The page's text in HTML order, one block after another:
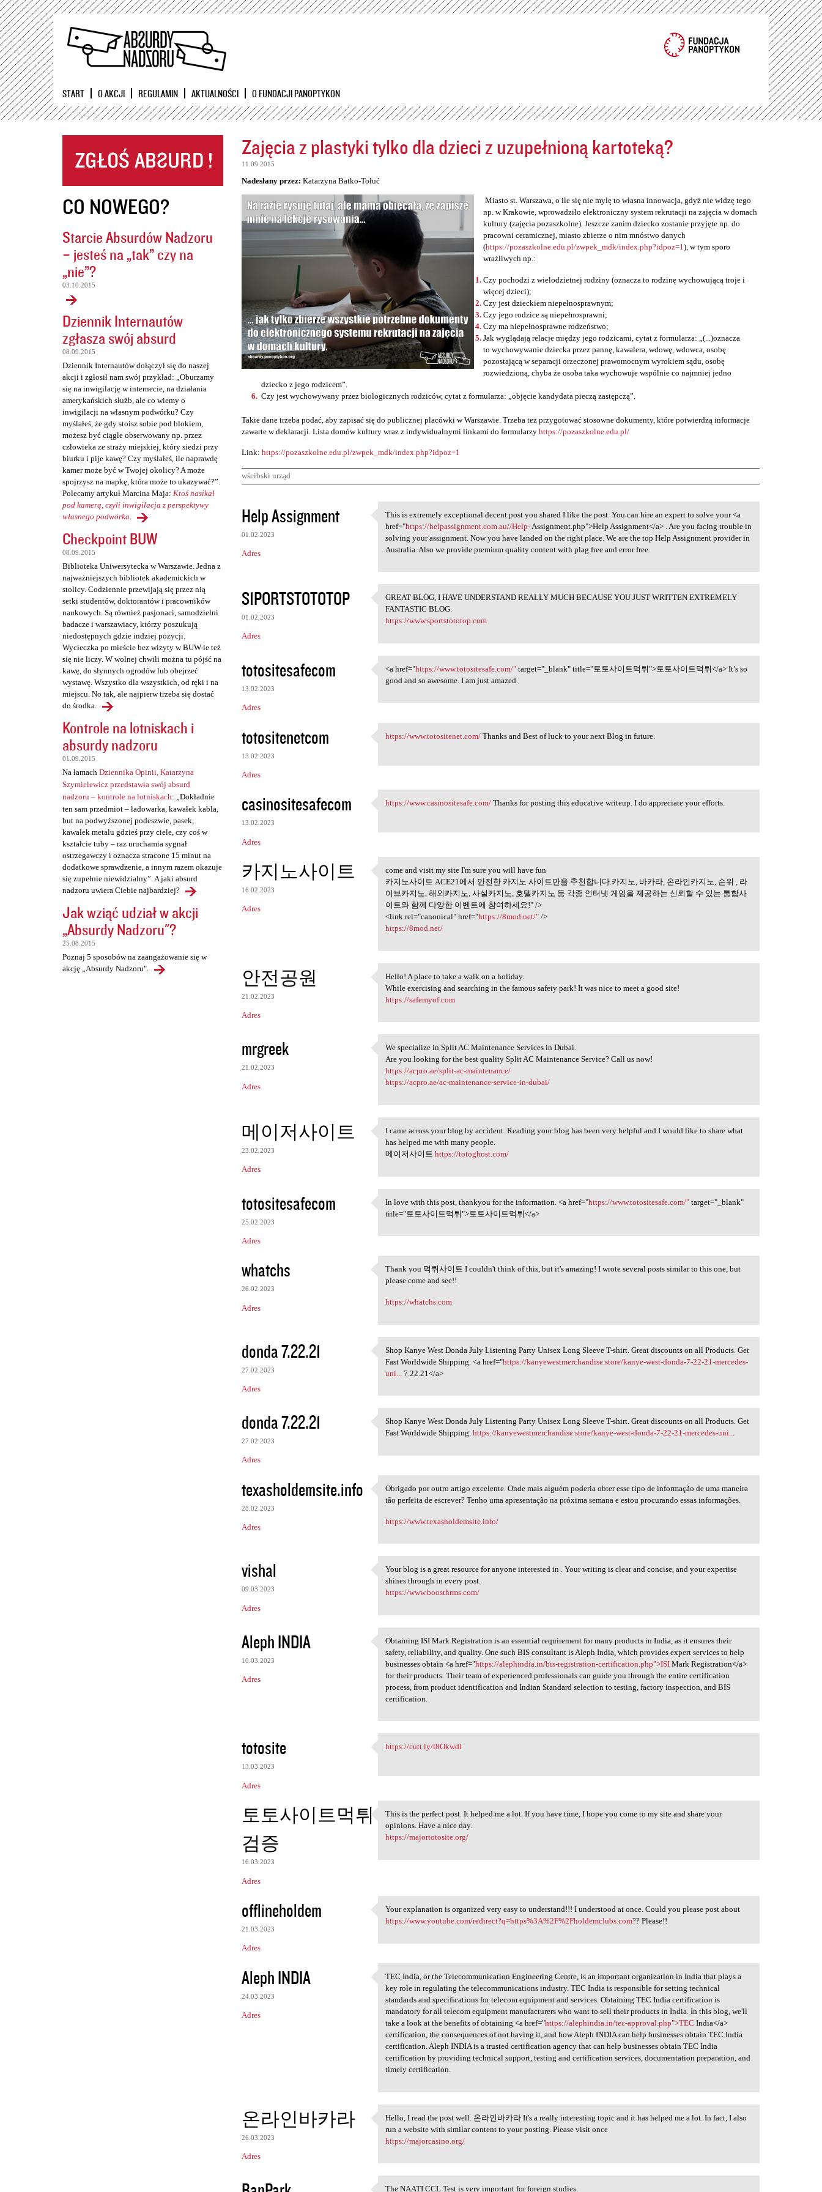
Przejdź
START O AKCJI REGULAMIN AKTUALNOŚCI O FUNDACJI PANOPTYKON
CO NOWEGO?
Starcie Absurdów Nadzoru
– jesteś na „tak” czy na
„nie”?
03.10.2015
Dziennik Internautów
zgłasza swój absurd
08.09.2015
Dziennik Internautów dołączył się do naszej
akcji i zgłosił nam swój przykład: „Oburzamy
się na inwigilację w internecie, na działania
amerykańskich służb, ale co wiemy o
inwigilacji na własnym podwórku? Czy
myślałeś, że gdy stoisz sobie pod blokiem,
możesz być ciągle obserwowany np. przez
człowieka ze straży miejskiej, który siedzi przy
biurku i pije kawę? Czy myślałeś, ile naprawdę
kamer może być w Twojej okolicy? A może
spojrzysz na mapkę, która może to ukazywać?”.
Polecamy artykuł Marcina Maja: Ktoś nasikał
pod kamerą, czyli inwigilacja z perspektywy
własnego podwórka.
Checkpoint BUW
08.09.2015
Biblioteka Uniwersytecka w Warszawie. Jedna z
najważniejszych bibliotek akademickich w
stolicy. Codziennie przewijają się przez nią
setki studentów, doktorantów i pracowników
naukowych. Są również pasjonaci, samodzielni
badacze i warszawiacy, którzy poszukują
niedostępnych gdzie indziej pozycji.
Wycieczka po mieście bez wizyty w BUW-ie też
się nie liczy. W wolnej chwili można tu pójść na
kawę, do słynnych ogrodów lub obejrzeć
wystawę. Wszystko dla wszystkich, od ręki i na
miejscu. No tak, ale najpierw trzeba się dostać
do środka.
Kontrole na lotniskach i
absurdy nadzoru
01.09.2015
Na łamach Dziennika Opinii, Katarzyna
Szymielewicz przedstawia swój absurd
nadzoru – kontrole na lotniskach: „Dokładnie
ten sam przedmiot – ładowarka, kawałek kabla,
but na podwyższonej podeszwie, pasek,
kawałek metalu gdzieś przy ciele, czy coś w
kształcie tuby – raz uruchamia sygnał
ostrzegawczy i oznacza stracone 15 minut na
dodatkowe sprawdzenie, a innym razem okazuje
się zupełnie niewidzialny”. A jaki absurd
nadzoru uwiera Ciebie najbardziej?
Jak wziąć udział w akcji
„Absurdy Nadzoru"?
25.08.2015
Poznaj 5 sposobów na zaangażowanie się w
akcję „Absurdy Nadzoru".
Zajęcia z plastyki tylko dla dzieci z uzupełnioną kartoteką?
11.09.2015
Nadesłany przez: Katarzyna Batko-Tołuć
Miasto st. Warszawa, o ile się nie mylę to własna innowacja, gdyż nie widzę tego
np. w Krakowie, wprowadziło elektroniczny system rekrutacji na zajęcia w domach
kultury (zajęcia pozaszkolne). Jeszcze zanim dziecko zostanie przyjęte np. do
pracowni ceramicznej, miasto zbierze o nim mnóstwo danych
(https://pozaszkolne.edu.pl/zwpek_mdk/index.php?idpoz=1), w tym sporo
wrażliwych np.:
Czy pochodzi z wielodzietnej rodziny (oznacza to rodzinę wychowującą troje i
więcej dzieci);
Czy jest dzieckiem niepełnosprawnym;
Czy jego rodzice są niepełnosprawni;
Czy ma niepełnosprawne rodzeństwo;
Jak wyglądają relacje między jego rodzicami, cytat z formularza: „(...)oznacza
to wychowywanie dziecka przez pannę, kawalera, wdowę, wdowca, osobę
pozostającą w separacji orzeczonej prawomocnym wyrokiem sądu, osobę
rozwiedzioną, chyba że osoba taka wychowuje wspólnie co najmniej jedno
dziecko z jego rodzicem”.
Czy jest wychowywany przez biologicznych rodziców, cytat z formularza: „objęcie kandydata pieczą zastępczą”.
Takie dane trzeba podać, aby zapisać się do publicznej placówki w Warszawie. Trzeba też przygotować stosowne dokumenty, które potwierdzą informacje
zawarte w deklaracji. Lista domów kultury wraz z indywidualnymi linkami do formularzy https://pozaszkolne.edu.pl/
Link: https://pozaszkolne.edu.pl/zwpek_mdk/index.php?idpoz=1
wścibski urząd
K
o
m
e
t
a
r
e
Help Assignment
01.02.2023
Adres
This is extremely exceptional
This is extremely exceptional decent post you shared I like the post. You can hire an expert to solve your <a
href="https://helpassignment.com.au//Help- Assignment.php">Help Assignment</a> . Are you facing trouble in
solving your assignment. Now you have landed on the right place. We are the top Help Assignment provider in
Australia. Also we provide premium quality content with plag free and error free.
S1PORTSTOTOTOP
01.02.2023
Adres
GREAT BLOG, I HAVE UNDERSTAND
GREAT BLOG, I HAVE UNDERSTAND REALLY MUCH BECAUSE YOU JUST WRITTEN EXTREMELY
FANTASTIC BLOG.
https://www.sportstototop.com
totositesafecom
13.02.2023
Adres
<a href="https://www
<a href="https://www.totositesafe.com/" target="_blank" title="토토사이트먹튀">토토사이트먹튀</a> It’s so
good and so awesome. I am just amazed.
totositenetcom
13.02.2023
Adres
https://www.totositenet.com/
https://www.totositenet.com/ Thanks and Best of luck to your next Blog in future.
casinositesafecom
13.02.2023
Adres
https://www.casinositesafe
https://www.casinositesafe.com/ Thanks for posting this educative writeup. I do appreciate your efforts.
카지노사이트
16.02.2023
Adres
come and visit my site I'm
come and visit my site I'm sure you will have fun
카지노사이트 ACE21에서 안전한 카지노 사이트만을 추천합니다.카지노, 바카라, 온라인카지노, 순위 , 라
이브카지노, 해외카지노, 사설카지노, 호텔카지노 등 각종 인터넷 게임을 제공하는 신뢰할 수 있는 통합사
이트와 함께 다양한 이벤트에 참여하세요!" />
<link rel="canonical" href="https://8mod.net/" />
https://8mod.net/
안전공원
21.02.2023
Adres
Hello! A place to take a walk
Hello! A place to take a walk on a holiday.
While exercising and searching in the famous safety park! It was nice to meet a good site!
https://safemyof.com
mrgreek
21.02.2023
Adres
We specialize in Split AC
We specialize in Split AC Maintenance Services in Dubai.
Are you looking for the best quality Split AC Maintenance Service? Call us now!
https://acpro.ae/split-ac-maintenance/
https://acpro.ae/ac-maintenance-service-in-dubai/
메이저사이트
23.02.2023
Adres
I came across your blog by
I came across your blog by accident. Reading your blog has been very helpful and I would like to share what
has helped me with many people.
메이저사이트https://totoghost.com/
totositesafecom
25.02.2023
Adres
In love with this post,
In love with this post, thankyou for the information. <a href="https://www.totositesafe.com/" target="_blank"
title="토토사이트먹튀">토토사이트먹튀</a>
whatchs
26.02.2023
Adres
Thank you 먹튀사이트 I couldn't
Thank you 먹튀사이트 I couldn't think of this, but it's amazing! I wrote several posts similar to this one, but
please come and see!!
https://whatchs.com
donda 7.22.21
27.02.2023
Adres
Shop Kanye West Donda July
Shop Kanye West Donda July Listening Party Unisex Long Sleeve T-shirt. Great discounts on all Products. Get
Fast Worldwide Shipping. <a href="https://kanyewestmerchandise.store/kanye-west-donda-7-22-21-mercedes-
uni...
7.22.21</a>
donda 7.22.21
27.02.2023
Adres
Shop Kanye West Donda July
Shop Kanye West Donda July Listening Party Unisex Long Sleeve T-shirt. Great discounts on all Products. Get
Fast Worldwide Shipping.https://kanyewestmerchandise.store/kanye-west-donda-7-22-21-mercedes-uni...
texasholdemsite.info
28.02.2023
Adres
Obrigado por outro artigo
Obrigado por outro artigo excelente. Onde mais alguém poderia obter esse tipo de informação de uma maneira
tão perfeita de escrever? Tenho uma apresentação na próxima semana e estou procurando essas informações.
https://www.texasholdemsite.info/
vishal
09.03.2023
Adres
Your blog is a great resource
Your blog is a great resource for anyone interested in . Your writing is clear and concise, and your expertise
shines through in every post.
https://www.boosthrms.com/
Aleph INDIA
10.03.2023
Adres
Obtaining ISI Mark
Obtaining ISI Mark Registration is an essential requirement for many products in India, as it ensures their
safety, reliability, and quality. One such BIS consultant is Aleph India, which provides expert services to help
businesses obtain <a href="https://alephindia.in/bis-registration-certification.php">ISI Mark Registration</a>
for their products. Their team of experienced professionals can guide you through the entire certification
process, from product identification and Indian Standard selection to testing, factory inspection, and BIS
certification.
totosite
13.03.2023
Adres
https://cutt.ly/l8Okwdl
https://cutt.ly/l8Okwdl
토토사이트먹튀
검증
16.03.2023
Adres
This is the perfect post. It
This is the perfect post. It helped me a lot. If you have time, I hope you come to my site and share your
opinions. Have a nice day.
https://majortotosite.org/
offlineholdem
21.03.2023
Adres
Your explanation is organized
Your explanation is organized very easy to understand!!! I understood at once. Could you please post about
https://www.youtube.com/redirect?q=https%3A%2F%2Fholdemclubs.com?? Please!!
Aleph INDIA
24.03.2023
Adres
TEC India, or the
TEC India, or the Telecommunication Engineering Centre, is an important organization in India that plays a
key role in regulating the telecommunications industry. TEC India is responsible for setting technical
standards and specifications for telecom equipment and services. Obtaining TEC India certification is
mandatory for all telecom equipment manufacturers who want to sell their products in India. In this blog, we'll
take a look at the benefits of obtaining <a href="https://alephindia.in/tec-approval.php">TEC India</a>
certification, the consequences of not having it, and how Aleph INDIA can help businesses obtain TEC India
certification. Aleph INDIA is a trusted certification agency that can help businesses obtain TEC India
certification by providing technical support, testing and certification services, documentation preparation, and
timely certification.
온라인바카라
26.03.2023
Adres
Hello, I read the post well.
Hello, I read the post well. 온라인바카라 It's a really interesting topic and it has helped me a lot. In fact, I also
run a website with similar content to your posting. Please visit once
https://majorcasino.org/
The NAATI CCL Test is very important for foreign studies.